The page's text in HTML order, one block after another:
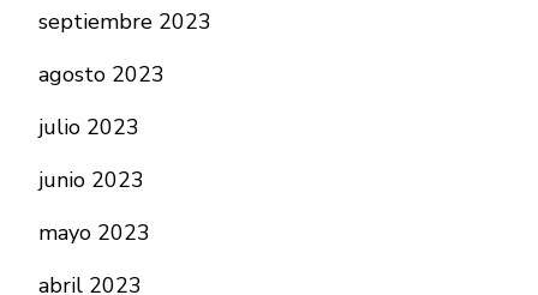
septiembre 2023
agosto 2023
julio 2023
junio 2023
mayo 2023
abril 2023